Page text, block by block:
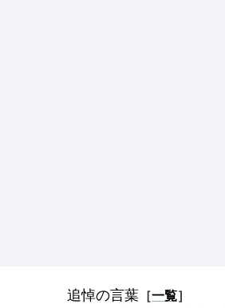
追悼の言葉 ［一覧］